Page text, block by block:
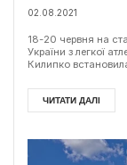
02.08.2021
18-20 червня на
України з легкої
Килипко
ЧИТАТИ ДАЛІ